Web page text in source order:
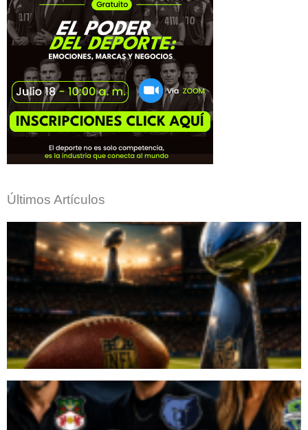
Últimos Artículos